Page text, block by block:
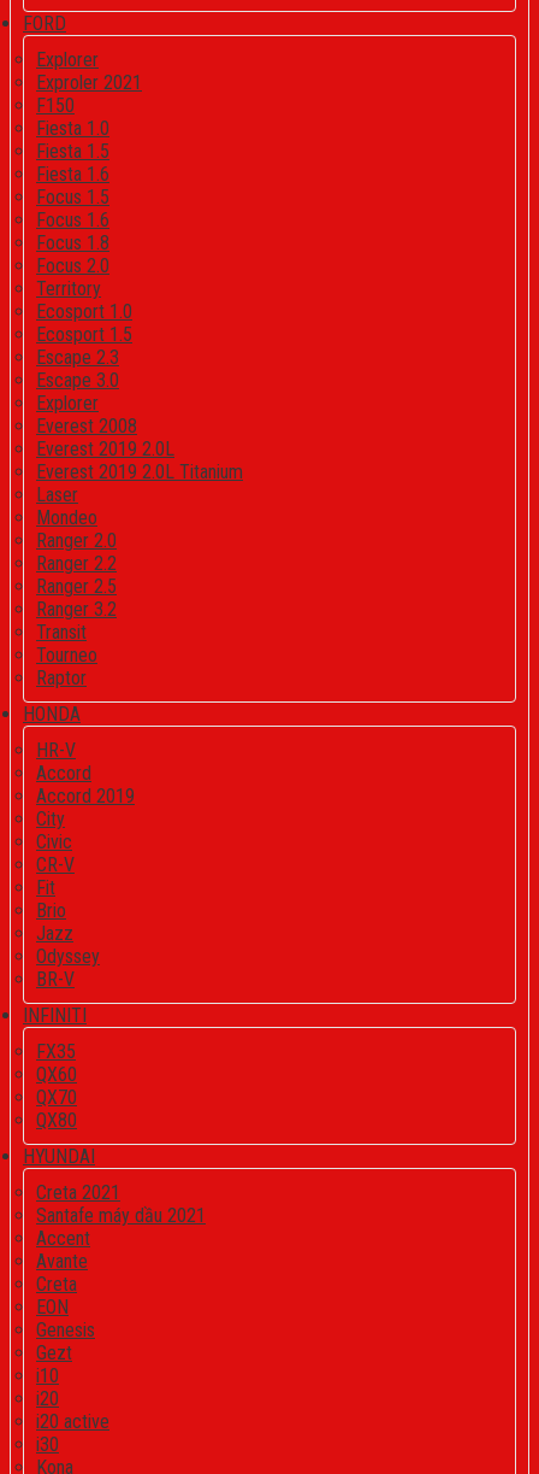
FORD
Explorer
Exproler 2021
F150
Fiesta 1.0
Fiesta 1.5
Fiesta 1.6
Focus 1.5
Focus 1.6
Focus 1.8
Focus 2.0
Territory
Ecosport 1.0
Ecosport 1.5
Escape 2.3
Escape 3.0
Explorer
Everest 2008
Everest 2019 2.0L
Everest 2019 2.0L Titanium
Laser
Mondeo
Ranger 2.0
Ranger 2.2
Ranger 2.5
Ranger 3.2
Transit
Tourneo
Raptor
HONDA
HR-V
Accord
Accord 2019
City
Civic
CR-V
Fit
Brio
Jazz
Odyssey
BR-V
INFINITI
FX35
QX60
QX70
QX80
HYUNDAI
Creta 2021
Santafe máy dầu 2021
Accent
Avante
Creta
EON
Genesis
Gezt
i10
i20
i20 active
i30
Kona